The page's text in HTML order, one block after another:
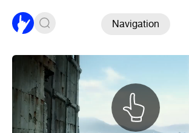
Navigation